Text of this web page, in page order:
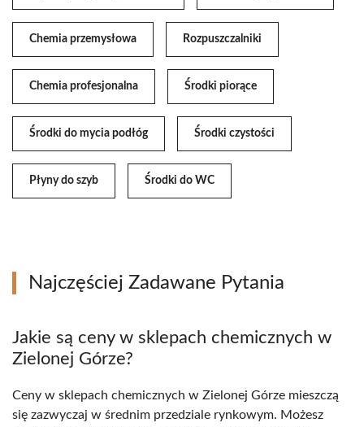
Chemia przemysłowa Rozpuszczalniki
Chemia profesjonalna Środki piorące
Środki do mycia podłóg Środki czystości
Płyny do szyb Środki do WC
Najczęściej Zadawane Pytania
Jakie są ceny w sklepach chemicznych w
Zielonej Górze?
Ceny w sklepach chemicznych w Zielonej Górze mieszczą
się zazwyczaj w średnim przedziale rynkowym. Możesz